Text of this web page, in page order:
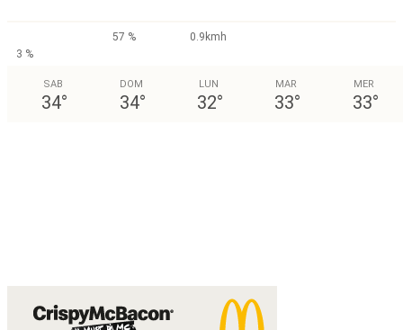
57 %
0.9kmh
3 %
SAB
34°
DOM
34°
LUN
32°
MAR
33°
MER
33°